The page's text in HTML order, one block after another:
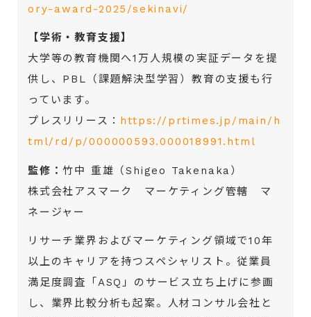
ory-award-2025/sekinavi/
【学術・教育支援】
大学等の教育機関へ1万人規模の実証データを提
供し、PBL（課題解決型学習）教育の支援も行
っています。
プレスリリース： https://prtimes.jp/main/h
tml/rd/p/000000593.000018991.html
監修：竹中 重雄（Shigeo Takenaka）
株式会社アスマーク マーケティング管轄 マ
ネージャー
リサーチ業界およびマーケティング領域で10年
以上のキャリアを持つスペシャリスト。従業員
満足度調査「ASQ」のサービス立ち上げに参画
し、業界比較分析も起案。人材コンサル会社と